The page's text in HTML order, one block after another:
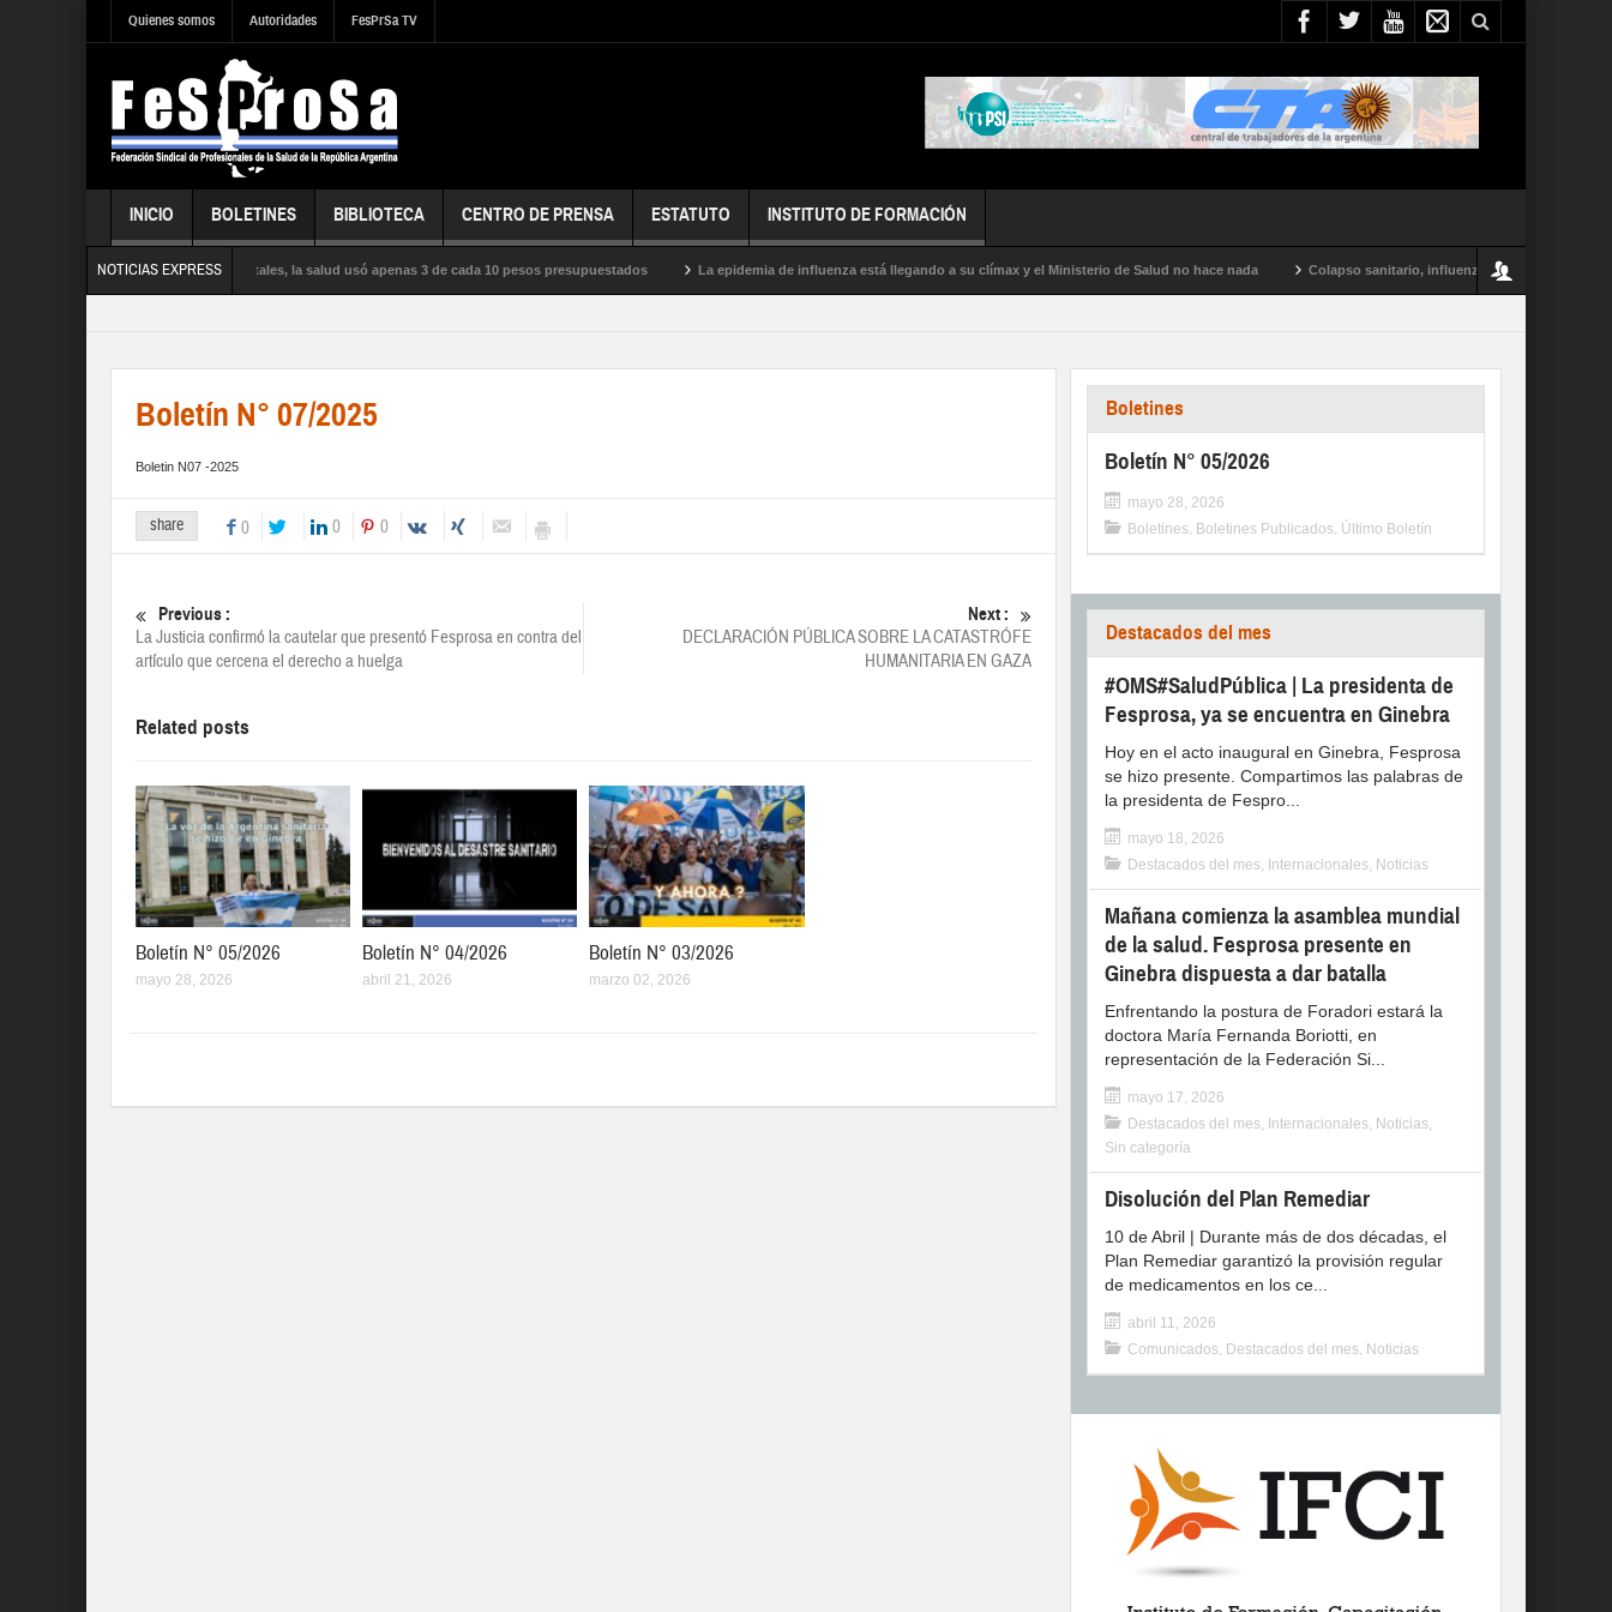
Quienes somos Autoridades FesPrSa TV
INICIO BOLETINES BIBLIOTECA CENTRO DE PRENSA ESTATUTO INSTITUTO DE FORMACIÓN
NOTICIAS EXPRESS
la influenza satura los hospitales, la salud usó apenas 3 de cada 10 pesos presupuestados La epidemia de influenza está llegando a su clímax y el Ministerio de Salud no hace nada Colapso sanitario, influenza tipo A y conflictos en
Boletín N° 07/2025
Boletin N07 -2025
share 0 0 0
Previous :
La Justicia confirmó la cautelar que presentó Fesprosa en contra del
artículo que cercena el derecho a huelga
Next :
DECLARACIÓN PÚBLICA SOBRE LA CATASTRÓFE
HUMANITARIA EN GAZA
Related posts
Boletín N° 05/2026
mayo 28, 2026
Boletín N° 04/2026
abril 21, 2026
Boletín N° 03/2026
marzo 02, 2026
Boletines
Boletín N° 05/2026
mayo 28, 2026
Boletines, Boletines Publicados, Último Boletín
Destacados del mes
#OMS#SaludPública | La presidenta de
Fesprosa, ya se encuentra en Ginebra
Hoy en el acto inaugural en Ginebra, Fesprosa
se hizo presente. Compartimos las palabras de
la presidenta de Fespro...
mayo 18, 2026
Destacados del mes, Internacionales, Noticias
Mañana comienza la asamblea mundial
de la salud. Fesprosa presente en
Ginebra dispuesta a dar batalla
Enfrentando la postura de Foradori estará la
doctora María Fernanda Boriotti, en
representación de la Federación Si...
mayo 17, 2026
Destacados del mes, Internacionales, Noticias,
Sin categoría
Disolución del Plan Remediar
10 de Abril | Durante más de dos décadas, el
Plan Remediar garantizó la provisión regular
de medicamentos en los ce...
abril 11, 2026
Comunicados, Destacados del mes, Noticias